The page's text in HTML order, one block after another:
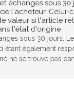
sous 30 jours.
étant également
ne se trouve pas